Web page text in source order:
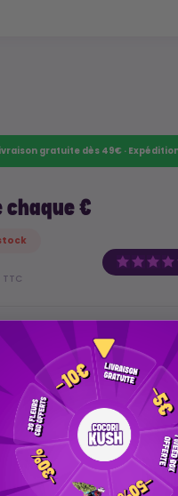
gratuite dès 49€ ·
chaque €
TTC